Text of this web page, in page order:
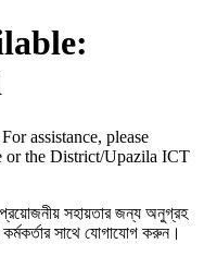
assistance, please
or the District/Upazila ICT
প্রয়োজনীয় সহায়তার জন্য অনুগ্রহ
সাথে যোগাযোগ করুন।